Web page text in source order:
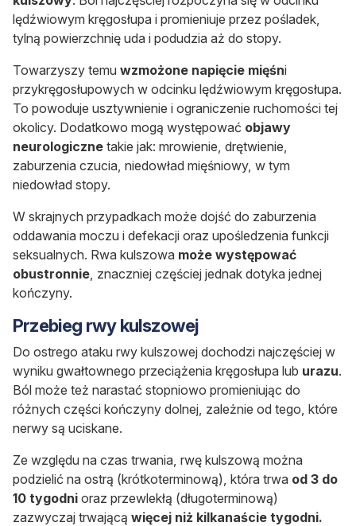
lędźwiowym kręgosłupa i promieniuje przez pośladek,
tylną powierzchnię uda i podudzia aż do stopy.
Towarzyszy temu wzmożone napięcie mięśni
przykręgosłupowych w odcinku lędźwiowym kręgosłupa.
To powoduje usztywnienie i ograniczenie ruchomości tej
okolicy. Dodatkowo mogą występować objawy
neurologiczne takie jak: mrowienie, drętwienie,
zaburzenia czucia, niedowład mięśniowy, w tym
niedowład stopy.
W skrajnych przypadkach może dojść do zaburzenia
oddawania moczu i defekacji oraz upośledzenia funkcji
seksualnych. Rwa kulszowa może występować
obustronnie , znaczniej częściej jednak dotyka jednej
kończyny.
Przebieg rwy kulszowej
Do ostrego ataku rwy kulszowej dochodzi najczęściej w
wyniku gwałtownego przeciążenia kręgosłupa lub urazu.
Ból może też narastać stopniowo promieniując do
różnych części kończyny dolnej, zależnie od tego, które
nerwy są uciskane.
Ze względu na czas trwania, rwę kulszową można
podzielić na ostrą (krótkoterminową), która trwa od 3 do
10 tygodni oraz przewlekłą (długoterminową)
zazwyczaj trwającą więcej niż kilkanaście tygodni.